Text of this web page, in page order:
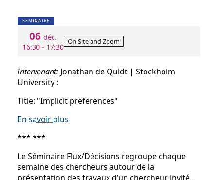
SÉMINAIRE
06 déc.
16:30 - 17:30
On Site and Zoom
Intervenant: Jonathan de Quidt | Stockholm
University :
Title: "Implicit preferences"
En savoir plus
*** ***
Le Séminaire Flux/Décisions regroupe chaque
semaine des chercheurs autour de la
présentation des travaux d’un chercheur invité.